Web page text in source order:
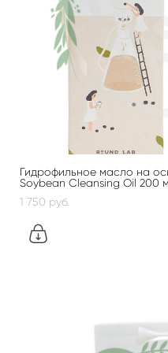
Гидрофильное масло на
Soybean Cleansing Oil 200
1 750 pуб.